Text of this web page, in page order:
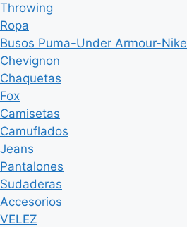
Throwing
Ropa
Busos Puma-Under Armour-Nike
Chevignon
Chaquetas
Fox
Camisetas
Camuflados
Jeans
Pantalones
Sudaderas
Accesorios
VELEZ